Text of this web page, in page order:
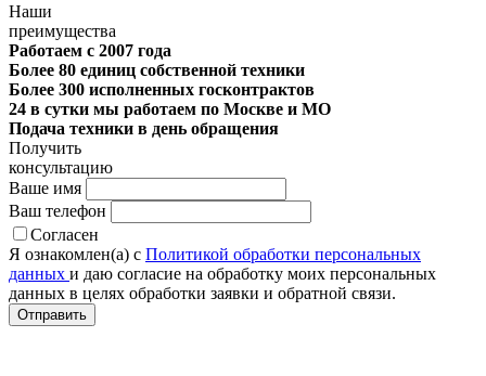
Наши
преимущества
Работаем с 2007 года
Более 80 единиц собственной техники
Более 300 исполненных госконтрактов
24 в сутки мы работаем по Москве и МО
Подача техники в день обращения
Получить
консультацию
Ваше имя
Ваш телефон
Согласен
Я ознакомлен(а) с Политикой обработки персональных
данных и даю согласие на обработку моих персональных
данных в целях обработки заявки и обратной связи.